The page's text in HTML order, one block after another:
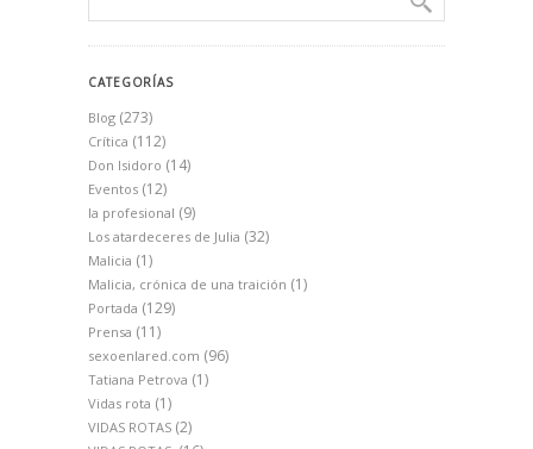
CATEGORÍAS
Blog (273)
Crítica (112)
Don Isidoro (14)
Eventos (12)
la profesional (9)
Los atardeceres de Julia (32)
Malicia (1)
Malicia, crónica de una traición (1)
Portada (129)
Prensa (11)
sexoenlared.com (96)
Tatiana Petrova (1)
Vidas rota (1)
VIDAS ROTAS (2)